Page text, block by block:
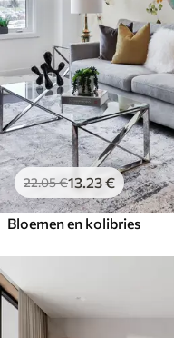
22.05€13.23€
Bloemen en kolibries